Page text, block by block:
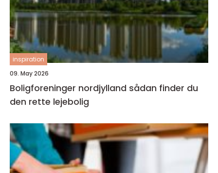
inspiration
09. May 2026
Boligforeninger nordjylland sådan finder du
den rette lejebolig